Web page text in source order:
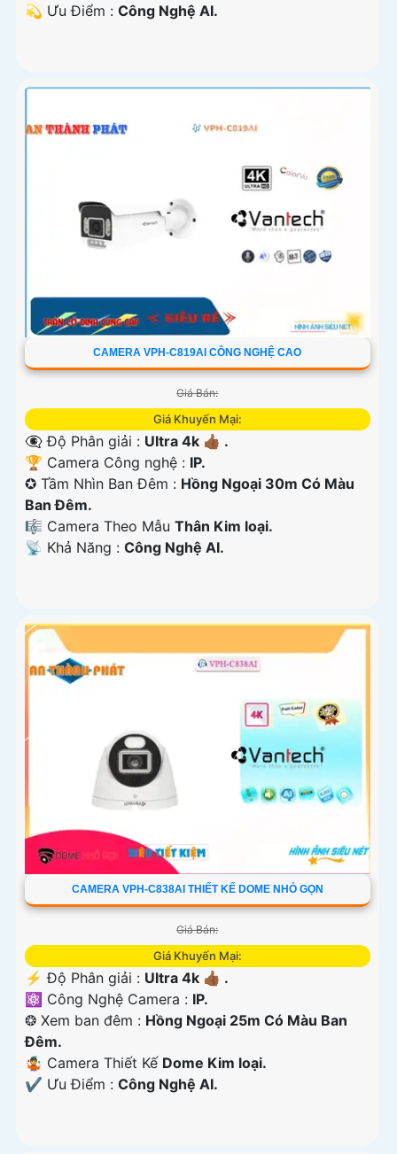
️💫 Ưu Điểm : Công Nghệ AI.
CAMERA VPH-C819AI CÔNG NGHỆ CAO
Giá Bán:
Giá Khuyến Mại:
👁️‍🗨 Độ Phân giải : Ultra 4k 👍🏾 .
🏆 Camera Công nghệ : IP.
✪ Tầm Nhìn Ban Đêm : Hồng Ngoại 30m Có Màu
Ban Ðêm.
🎼️ Camera Theo Mẫu Thân Kim loại.
️📡 Khả Năng : Công Nghệ AI.
CAMERA VPH-C838AI THIẾT KẾ DOME NHỎ GỌN
Giá Bán:
Giá Khuyến Mại:
️⚡ Độ Phân giải : Ultra 4k 👍🏾 .
⚛️ Công Nghệ Camera : IP.
❂ Xem ban đêm : Hồng Ngoại 25m Có Màu Ban
Ðêm.
🤹 Camera Thiết Kế Dome Kim loại.
️✔️ Ưu Điểm : Công Nghệ AI.